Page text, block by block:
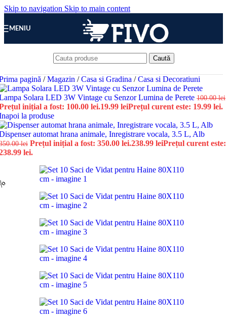
Skip to navigation Skip to main content
MENIU
Caută
pagină / Magazin / Casa si Gradina / Casa si Decoratiuni
Solara LED 3W Vintage cu Senzor Lumina de Perete 100.00lei
inițial a fost: 100.00 lei.19.99 leiPrețul curent este: 19.99 lei.
la produse
automat hrana animale, Inregistrare vocala, 3.5 L, Alb
lei Prețul inițial a fost: 350.00 lei.238.99 leiPrețul curent este:
lei.